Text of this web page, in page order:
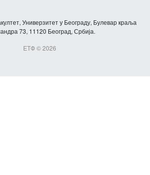
Универзитет у Београду, Булевар краља
73, 11120 Београд, Србија.
ЕТФ © 2026